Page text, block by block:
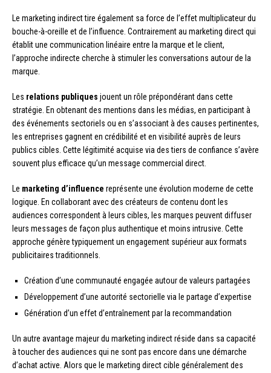
Le marketing indirect tire également sa force de l’effet multiplicateur du
bouche-à-oreille et de l’influence. Contrairement au marketing direct qui
établit une communication linéaire entre la marque et le client,
l’approche indirecte cherche à stimuler les conversations autour de la
marque.
Les relations publiques jouent un rôle prépondérant dans cette
stratégie. En obtenant des mentions dans les médias, en participant à
des événements sectoriels ou en s’associant à des causes pertinentes,
les entreprises gagnent en crédibilité et en visibilité auprès de leurs
publics cibles. Cette légitimité acquise via des tiers de confiance s’avère
souvent plus efficace qu’un message commercial direct.
Le marketing d’influence représente une évolution moderne de cette
logique. En collaborant avec des créateurs de contenu dont les
audiences correspondent à leurs cibles, les marques peuvent diffuser
leurs messages de façon plus authentique et moins intrusive. Cette
approche génère typiquement un engagement supérieur aux formats
publicitaires traditionnels.
Création d’une communauté engagée autour de valeurs partagées
Développement d’une autorité sectorielle via le partage d’expertise
Génération d’un effet d’entraînement par la recommandation
Un autre avantage majeur du marketing indirect réside dans sa capacité
à toucher des audiences qui ne sont pas encore dans une démarche
d’achat active. Alors que le marketing direct cible généralement des